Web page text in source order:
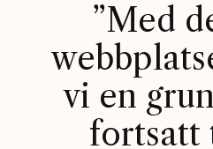
Med
vi en
fortsatt